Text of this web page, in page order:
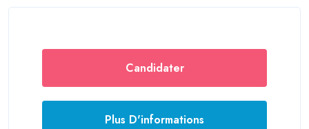
Candidater
Plus D'informations